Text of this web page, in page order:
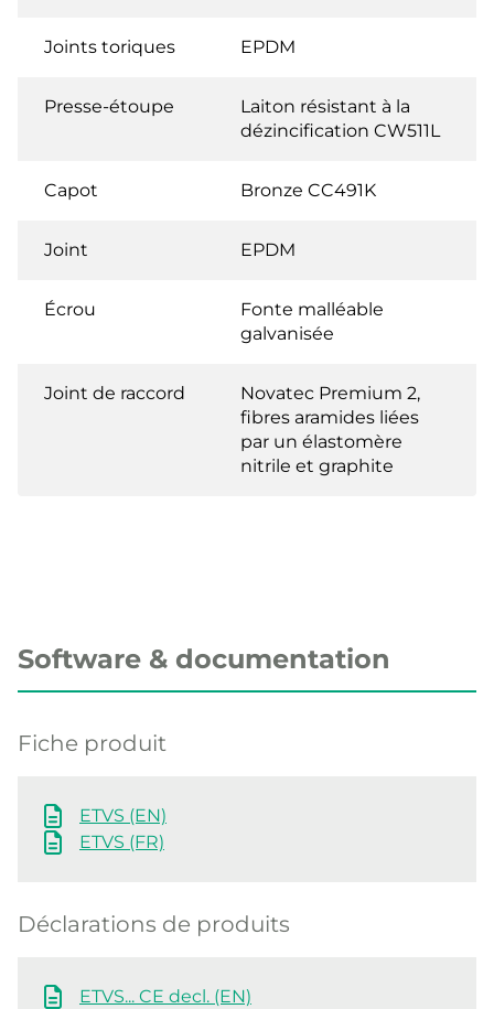
Joints toriques EPDM
Presse-étoupe
Laiton résistant à la
dézincification CW511L
Capot Bronze CC491K
Joint EPDM
Écrou
Fonte malléable
galvanisée
Joint de raccord
Novatec Premium 2,
fibres aramides liées
par un élastomère
nitrile et graphite
Software & documentation
Fiche produit
ETVS (EN)
ETVS (FR)
Déclarations de produits
ETVS... CE decl. (EN)